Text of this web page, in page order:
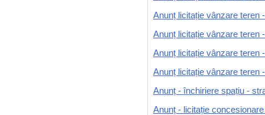
Anunț licitație vânzare teren
Anunț licitație vânzare teren
Anunț licitație vânzare teren
Anunț licitație vânzare teren
Anunț - închiriere spațiu -
Anunț - licitație